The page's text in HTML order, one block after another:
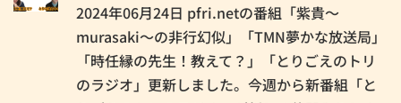
2024年06月24日 pfri.netの番組「紫貴～
murasaki～の非行幻似」「TMN夢かな放送局」
「時任縁の先生！教えて？」「とりごえのトリ
のラジオ」更新しました。今週から新番組「と